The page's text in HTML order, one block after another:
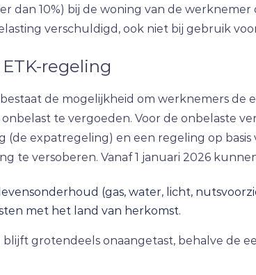
dan 10%) bij de woning van de
verschuldigd, ook niet bij gebruik
regeling
de mogelijkheid om werknemers
te vergoeden. Voor de onbelaste
(de expatregeling) en een regeling op
te versoberen. Vanaf 1 januari 2026
(gas, water, licht,
met het land van herkomst.
grotendeels onaangetast, behalve de